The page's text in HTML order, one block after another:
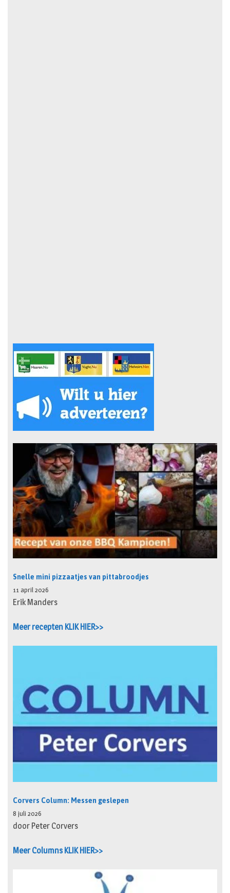
Snelle mini pizzaatjes van pittabroodjes
11 april 2026
Erik Manders
Meer recepten KLIK HIER>>
Corvers Column: Messen geslepen
8 juli 2026
door Peter Corvers
Meer Columns KLIK HIER>>